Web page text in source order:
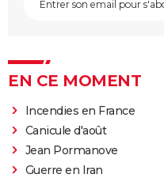
EN CE MOMENT
Incendies en France
Canicule d'août
Jean Pormanove
Guerre en Iran